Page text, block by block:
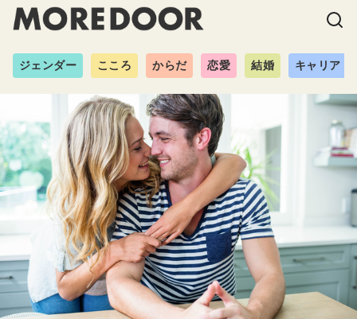
ジェンダー こころ からだ 恋愛 結婚 キャリア